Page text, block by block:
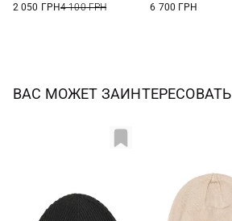
2 050 ГРН4 100 ГРН
6 700 ГРН
ВАС МОЖЕТ ЗАИНТЕРЕСОВАТЬ